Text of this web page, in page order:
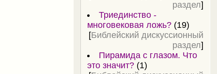
раздел]
Триединство -
многовековая ложь? (19)
[Библейский дискуссионный
раздел]
Пирамида с глазом. Что
это значит? (1)